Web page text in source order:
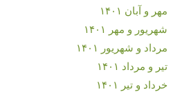
مهر و آبان ۱۴۰۱
شهریور و مهر ۱۴۰۱
مرداد و شهریور ۱۴۰۱
تیر و مرداد ۱۴۰۱
خرداد و تیر ۱۴۰۱